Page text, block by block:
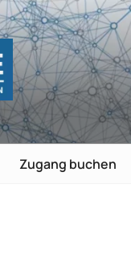
Zugang buchen